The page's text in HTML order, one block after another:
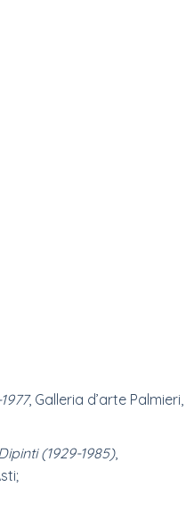
, Galleria d’arte Palmieri,
(1929-1985),